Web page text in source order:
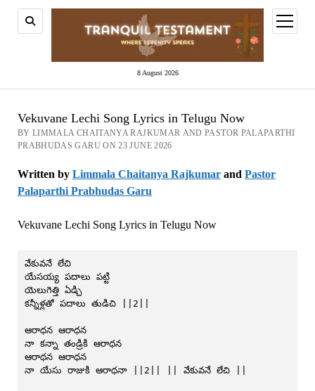
8 August 2026
open
menu
Vekuvane Lechi Song Lyrics in Telugu Now
BY LIMMALA CHAITANYA RAJKUMAR AND PASTOR PALAPARTHI
PRABHUDAS GARU ON 23 JUNE 2026
Written by Limmala Chaitanya Rajkumarand Pastor
Palaparthi Prabhudas Garu
Vekuvane Lechi Song Lyrics in Telugu Now
వేకువనే లేచి
యేసయ్య పదాలు పట్టి
యెలుగెత్తి ఏడ్చి
కన్నీళ్లతో పదాలు తుడిచి ||2||
ఆరాధన ఆరాధన
నా కన్నా తండ్రికి ఆరాధన
ఆరాధన ఆరాధన
నా యేసు రాజుకి ఆరాధనా ||2|| || వేకువనే లేచి ||